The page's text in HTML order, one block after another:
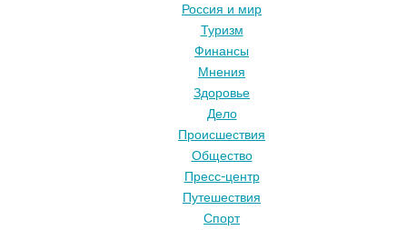
Россия и мир
Туризм
Финансы
Мнения
Здоровье
Дело
Происшествия
Общество
Пресс-центр
Путешествия
Спорт